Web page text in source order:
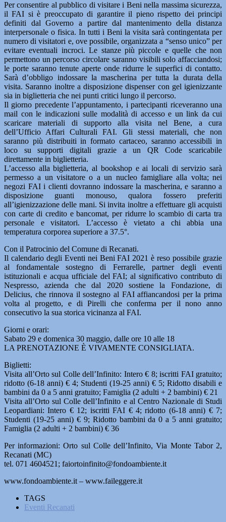
Per consentire al pubblico di visitare i Beni nella massima sicurezza,
il FAI si è preoccupato di garantire il pieno rispetto dei principi
definiti dal Governo a partire dal mantenimento della distanza
interpersonale o fisica. In tutti i Beni la visita sarà contingentata per
numero di visitatori e, ove possibile, organizzata a “senso unico” per
evitare eventuali incroci. Le stanze più piccole e quelle che non
permettono un percorso circolare saranno visibili solo affacciandosi;
le porte saranno tenute aperte onde ridurre le superfici di contatto.
Sarà d’obbligo indossare la mascherina per tutta la durata della
visita. Saranno inoltre a disposizione dispenser con gel igienizzante
sia in biglietteria che nei punti critici lungo il percorso.
Il giorno precedente l’appuntamento, i partecipanti riceveranno una
mail con le indicazioni sulle modalità di accesso e un link da cui
scaricare materiali di supporto alla visita nel Bene, a cura
dell’Ufficio Affari Culturali FAI. Gli stessi materiali, che non
saranno più distribuiti in formato cartaceo, saranno accessibili in
loco su supporti digitali grazie a un QR Code scaricabile
direttamente in biglietteria.
L’accesso alla biglietteria, al bookshop e ai locali di servizio sarà
permesso a un visitatore o a un nucleo famigliare alla volta; nei
negozi FAI i clienti dovranno indossare la mascherina, e saranno a
disposizione guanti monouso, qualora fossero preferiti
all’igienizzazione delle mani. Si invita inoltre a effettuare gli acquisti
con carte di credito e bancomat, per ridurre lo scambio di carta tra
personale e visitatori. L’accesso è vietato a chi abbia una
temperatura corporea superiore a 37.5°.
Con il Patrocinio del Comune di Recanati.
Il calendario degli Eventi nei Beni FAI 2021 è reso possibile grazie
al fondamentale sostegno di Ferrarelle, partner degli eventi
istituzionali e acqua ufficiale del FAI; al significativo contributo di
Nespresso, azienda che dal 2020 sostiene la Fondazione, di
Delicius, che rinnova il sostegno al FAI affiancandosi per la prima
volta al progetto, e di Pirelli che conferma per il nono anno
consecutivo la sua storica vicinanza al FAI.
Giorni e orari:
Sabato 29 e domenica 30 maggio, dalle ore 10 alle 18
LA PRENOTAZIONE È VIVAMENTE CONSIGLIATA.
Biglietti:
Visita all’Orto sul Colle dell’Infinito: Intero € 8; iscritti FAI gratuito;
ridotto (6-18 anni) € 4; Studenti (19-25 anni) € 5; Ridotto disabili e
bambini da 0 a 5 anni gratuito; Famiglia (2 adulti + 2 bambini) € 21
Visita all’Orto sul Colle dell’Infinito e al Centro Nazionale di Studi
Leopardiani: Intero € 12; iscritti FAI € 4; ridotto (6-18 anni) € 7;
Studenti (19-25 anni) € 9; Ridotto bambini da 0 a 5 anni gratuito;
Famiglia (2 adulti + 2 bambini) € 36
Per informazioni: Orto sul Colle dell’Infinito, Via Monte Tabor 2,
Recanati (MC)
tel. 071 4604521; faiortoinfinito@fondoambiente.it
www.fondoambiente.it – www.faileggere.it
TAGS
Eventi Recanati